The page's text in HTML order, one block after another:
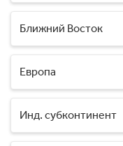
Ближний Восток
Европа
Инд. субконтинент